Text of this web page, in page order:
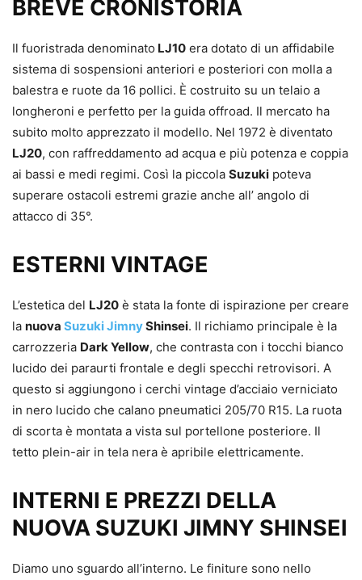
BREVE CRONISTORIA
Il fuoristrada denominato LJ10 era dotato di un affidabile
sistema di sospensioni anteriori e posteriori con molla a
balestra e ruote da 16 pollici. È costruito su un telaio a
longheroni e perfetto per la guida offroad. Il mercato ha
subito molto apprezzato il modello. Nel 1972 è diventato
LJ20, con raffreddamento ad acqua e più potenza e coppia
ai bassi e medi regimi. Così la piccola Suzuki poteva
superare ostacoli estremi grazie anche all’ angolo di
attacco di 35°.
ESTERNI VINTAGE
L’estetica del LJ20 è stata la fonte di ispirazione per creare
la nuova Suzuki JimnyShinsei. Il richiamo principale è la
carrozzeria Dark Yellow, che contrasta con i tocchi bianco
lucido dei paraurti frontale e degli specchi retrovisori. A
questo si aggiungono i cerchi vintage d’acciaio verniciato
in nero lucido che calano pneumatici 205/70 R15. La ruota
di scorta è montata a vista sul portellone posteriore. Il
tetto plein-air in tela nera è apribile elettricamente.
INTERNI E PREZZI DELLA
NUOVA SUZUKI JIMNY SHINSEI
Diamo uno sguardo all’interno. Le finiture sono nello